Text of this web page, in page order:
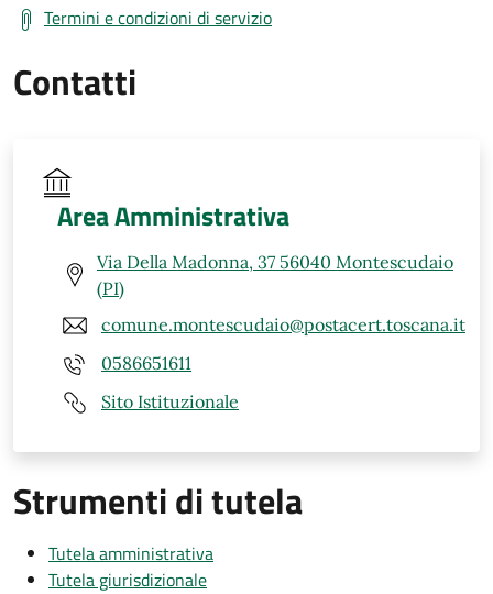
Termini e condizioni di servizio
Contatti
Area Amministrativa
Via Della Madonna, 37 56040 Montescudaio
(PI)
comune.montescudaio@postacert.toscana.it
0586651611
Sito Istituzionale
Strumenti di tutela
Tutela amministrativa
Tutela giurisdizionale